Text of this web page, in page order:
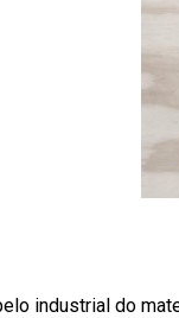
industrial do